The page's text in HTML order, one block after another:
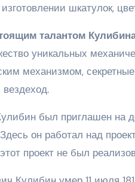
шкатулок,
талантом
уникальных
механизмом,
был приглашен на
он работал над
проект не был